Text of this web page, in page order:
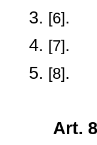
3. [6].
4. [7].
5. [8].
Art.